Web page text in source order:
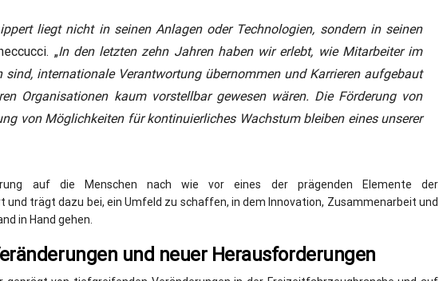
liegt nicht in seinen Anlagen oder Technologien, sondern in seinen
„In den letzten zehn Jahren haben wir erlebt, wie Mitarbeiter im
sind, internationale Verantwortung übernommen und Karrieren aufgebaut
Organisationen kaum vorstellbar gewesen wären. Die Förderung von
von Möglichkeiten für kontinuierliches Wachstum bleiben eines unserer
auf die Menschen nach wie vor eines der prägenden Elemente der
und trägt dazu bei, ein Umfeld zu schaffen, in dem Innovation, Zusammenarbeit und
in Hand gehen.
und neuer Herausforderungen